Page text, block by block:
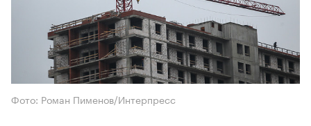
Фото: Роман Пименов/Интерпресс